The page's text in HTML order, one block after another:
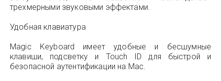
трехмерными звуковыми эффектами.
Удобная клавиатура
Magic Keyboard имеет удобные и бесшумные
клавиши, подсветку и Touch ID для быстрой и
безопасной аутентификации на Mac.